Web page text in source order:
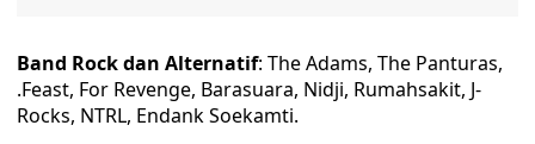
Band Rock dan Alternatif: The Adams, The Panturas,
.Feast, For Revenge, Barasuara, Nidji, Rumahsakit, J-
Rocks, NTRL, Endank Soekamti.